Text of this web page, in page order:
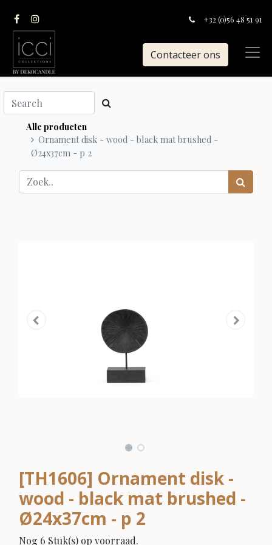
+32 (0)56 48 51 91
Contacteer ons
Alle producten
Ornament disk - wood - black mat brushed -
Ø24x37cm - p 2
[TH1606] Ornament disk -
wood - black mat brushed -
Ø24x37cm - p 2
Nog 6 Stuk(s) op voorraad.